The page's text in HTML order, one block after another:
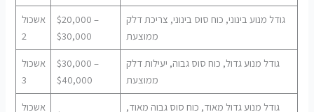
אשכול
2
$20,000 –
$30,000
גודל מנוע בינוני, כוח סוס בינוני, צריכת דלק
ממוצעת
אשכול
3
$30,000 –
$40,000
גודל מנוע גדול, כוח סוס גבוה, יעילות דלק
ממוצעת
אשכול
גודל מנוע גדול מאוד, כוח סוס גבוה מאוד,